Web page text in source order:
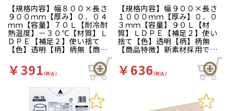
【規格内容】幅８００×長さ
９００ｍｍ【厚み】０．０４
ｍｍ【容量】７０Ｌ【耐冷耐
熱温度】－３０℃【材質】Ｌ
ＤＰＥ【補足２】使い捨て
【色】透明【柄】柄無【商品
特徴】丈夫で柔軟性のある、
破れにくいポリ袋。大型の衣
装収納などにもお使いいただ
￥391(税込)
【規格内容】幅９００×長さ
１０００ｍｍ【厚み】０．０
３ｍｍ【容量】９０Ｌ【材
質】ＬＤＰＥ【補足２】使い
捨て【色】透明【柄】柄無
【商品特徴】新素材採用で環
境にも配慮、薄くても破れに
くく柔軟性のあるポリ袋で
す。
￥636(税込)